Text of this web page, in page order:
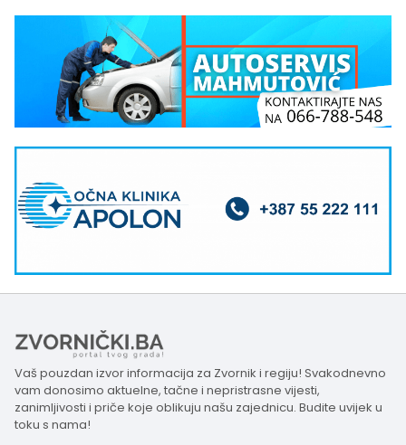
Vaš pouzdan izvor informacija za Zvornik i regiju! Svakodnevno
vam donosimo aktuelne, tačne i nepristrasne vijesti,
zanimljivosti i priče koje oblikuju našu zajednicu. Budite uvijek u
toku s nama!